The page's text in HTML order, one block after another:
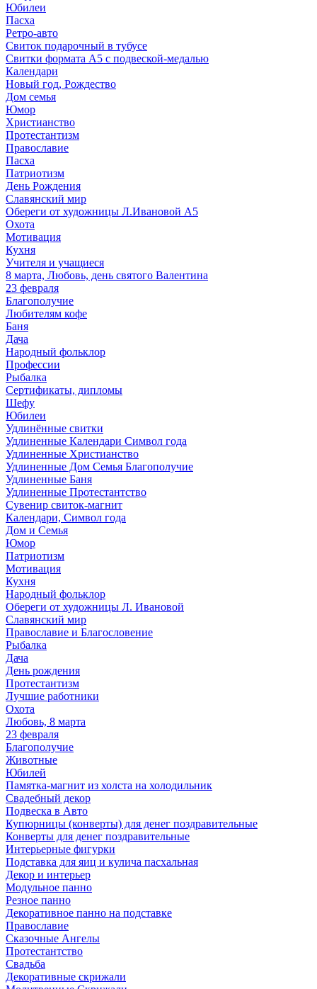
Юбилеи
Пасха
Ретро-авто
Свиток подарочный в тубусе
Свитки формата А5 с подвеской-медалью
Календари
Новый год, Рождество
Дом семья
Юмор
Христианство
Протестантизм
Православие
Пасха
Патриотизм
День Рождения
Славянский мир
Обереги от художницы Л.Ивановой А5
Охота
Мотивация
Кухня
Учителя и учащиеся
8 марта, Любовь, день святого Валентина
23 февраля
Благополучие
Любителям кофе
Баня
Дача
Народный фольклор
Профессии
Рыбалка
Сертификаты, дипломы
Шефу
Юбилеи
Удлинённые свитки
Удлиненные Календари Символ года
Удлиненные Христианство
Удлиненные Дом Семья Благополучие
Удлиненные Баня
Удлиненные Протестантство
Сувенир свиток-магнит
Календари, Символ года
Дом и Семья
Юмор
Патриотизм
Мотивация
Кухня
Народный фольклор
Обереги от художницы Л. Ивановой
Славянский мир
Православие и Благословение
Рыбалка
Дача
День рождения
Протестантизм
Лучшие работники
Охота
Любовь, 8 марта
23 февраля
Благополучие
Животные
Юбилей
Памятка-магнит из холста на холодильник
Свадебный декор
Подвеска в Авто
Купюрницы (конверты) для денег поздравительные
Конверты для денег поздравительные
Интерьерные фигурки
Подставка для яиц и кулича пасхальная
Декор и интерьер
Модульное панно
Резное панно
Декоративное панно на подставке
Православие
Сказочные Ангелы
Протестантство
Свадьба
Декоративные скрижали